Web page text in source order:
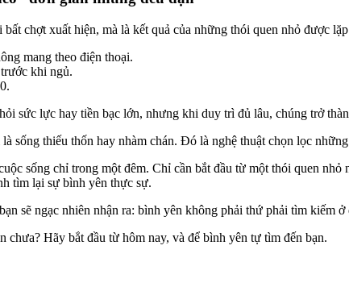
chợt xuất hiện, mà là kết quả của những thói quen nhỏ được
mang theo điện thoại.
khi ngủ.
sức lực hay tiền bạc lớn, nhưng khi duy trì đủ lâu, chúng trở
sống thiếu thốn hay nhàm chán. Đó là nghệ thuật chọn lọc
sống chỉ trong một đêm. Chỉ cần bắt đầu từ một thói quen
tìm lại sự bình yên thực sự.
sẽ ngạc nhiên nhận ra: bình yên không phải thứ phải tìm kiếm
chưa? Hãy bắt đầu từ hôm nay, và để bình yên tự tìm đến bạn.